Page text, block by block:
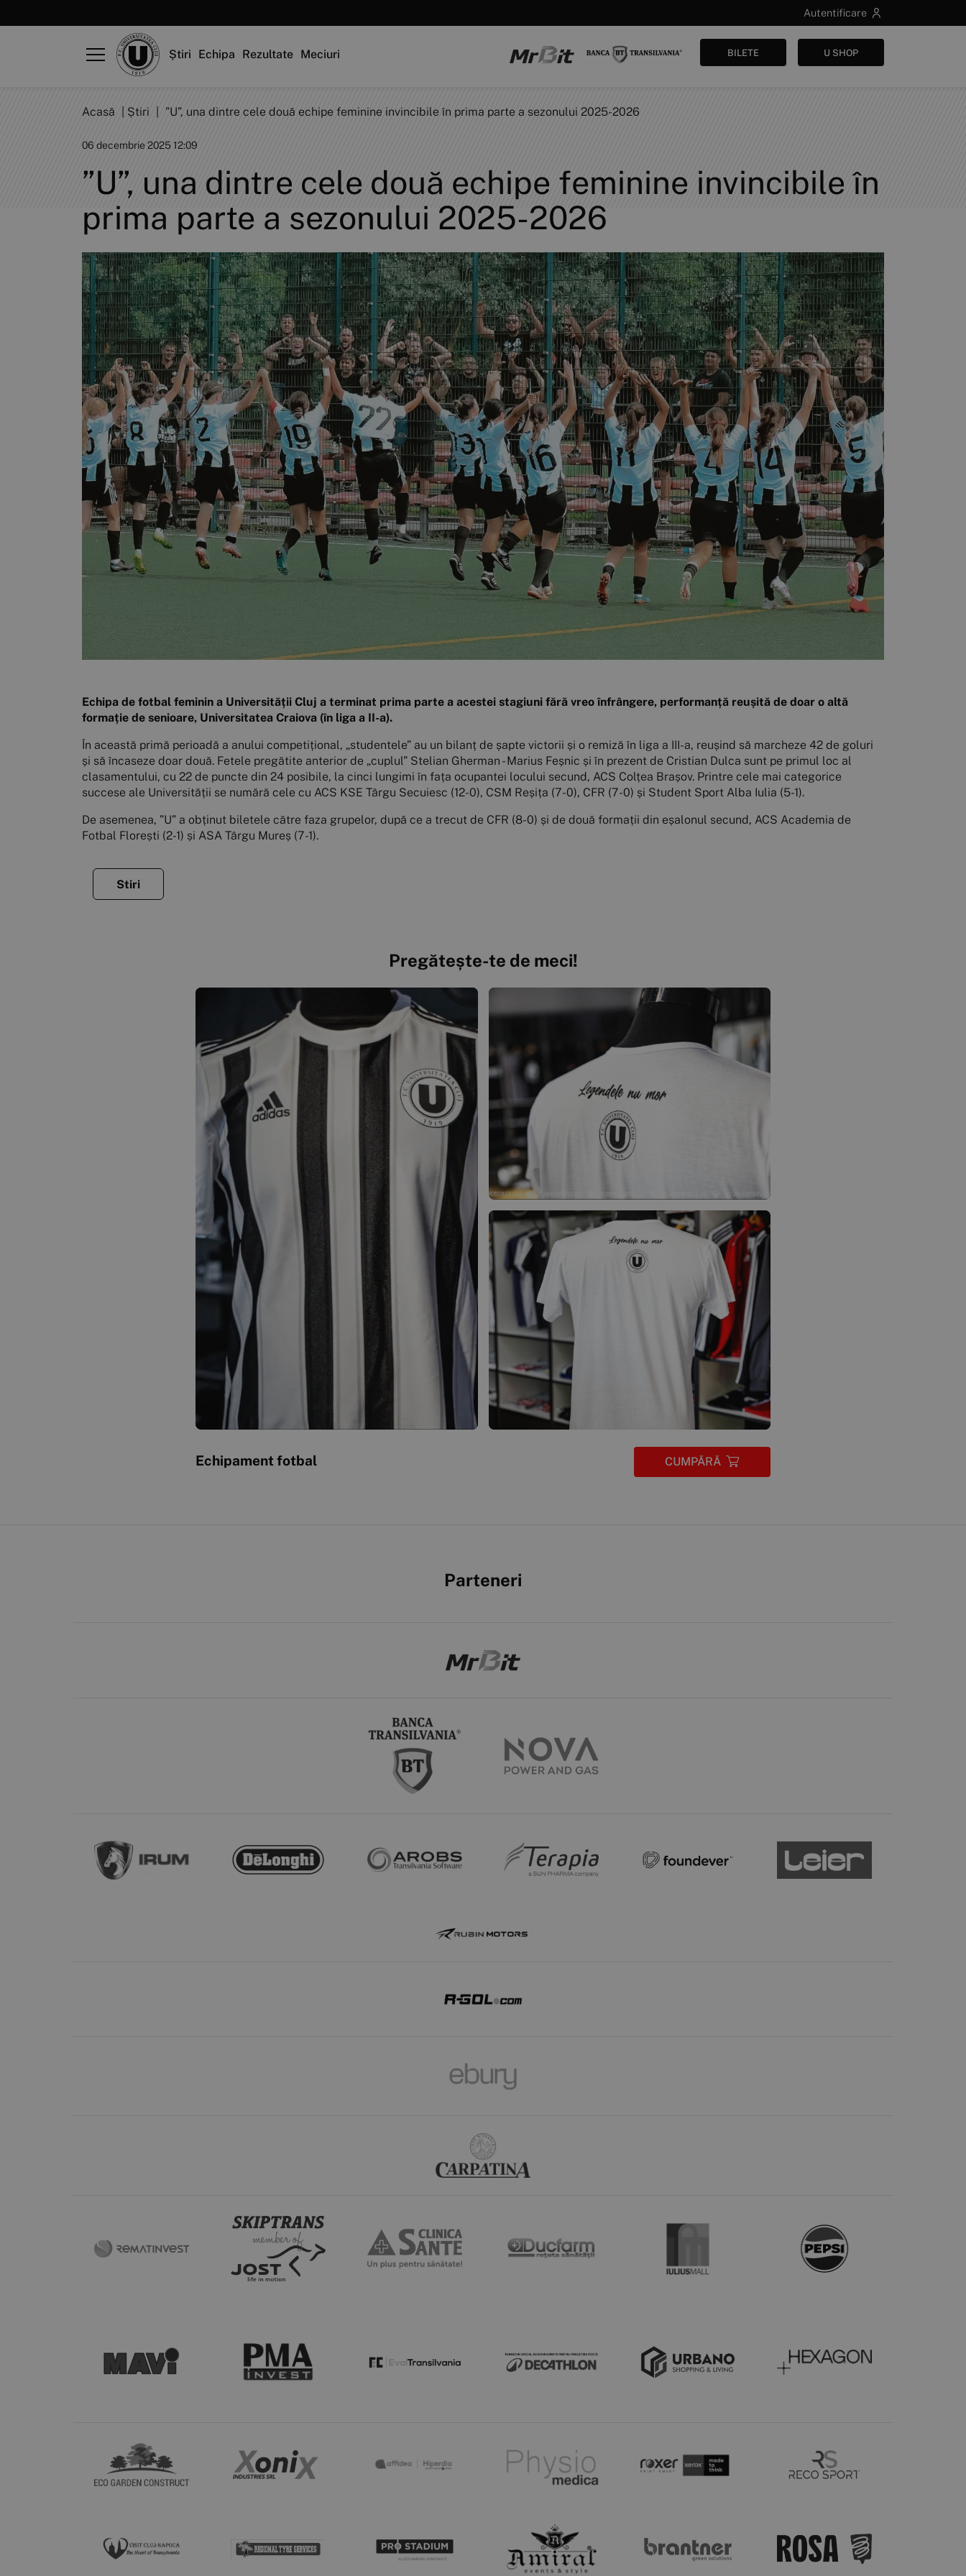
Autentificare
Știri Echipa Rezultate Meciuri BILETE U SHOP
Acasă Știri ”U”, una dintre cele două echipe feminine invincibile în prima parte a sezonului 2025-2026
06 decembrie 2025 12:09
”U”, una dintre cele două echipe feminine invincibile în
prima parte a sezonului 2025-2026
Echipa de fotbal feminin a Universității Cluj a terminat prima parte a acestei stagiuni fără vreo înfrângere, performanță reușită de doar o altă
formație de senioare, Universitatea Craiova (în liga a II-a).
În această primă perioadă a anului competițional, „studentele” au un bilanț de șapte victorii și o remiză în liga a III-a, reușind să marcheze 42 de goluri
și să încaseze doar două. Fetele pregătite anterior de „cuplul” Stelian Gherman - Marius Feșnic și în prezent de Cristian Dulca sunt pe primul loc al
clasamentului, cu 22 de puncte din 24 posibile, la cinci lungimi în fața ocupantei locului secund, ACS Colțea Brașov. Printre cele mai categorice
succese ale Universității se numără cele cu ACS KSE Târgu Secuiesc (12-0), CSM Reșița (7-0), CFR (7-0) și Student Sport Alba Iulia (5-1).
De asemenea, ”U” a obținut biletele către faza grupelor, după ce a trecut de CFR (8-0) și de două formații din eșalonul secund, ACS Academia de
Fotbal Florești (2-1) și ASA Târgu Mureș (7-1).
Stiri
Pregătește-te de meci!
Echipament fotbal CUMPĂRĂ
Parteneri